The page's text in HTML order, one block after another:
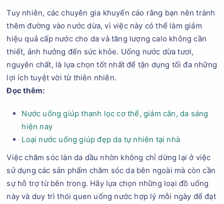
Tuy nhiên, các chuyên gia khuyến cáo rằng bạn nên tránh
thêm đường vào nước dừa, vì việc này có thể làm giảm
hiệu quả cấp nước cho da và tăng lượng calo không cần
thiết, ảnh hưởng đến sức khỏe. Uống nước dừa tươi,
nguyên chất, là lựa chọn tốt nhất để tận dụng tối đa những
lợi ích tuyệt vời từ thiên nhiên.
Đọc thêm:
Nước uống giúp thanh lọc cơ thể, giảm cân, da sáng
hiện nay
Loại nước uống giúp đẹp da tự nhiên tại nhà
Việc chăm sóc làn da dầu nhờn không chỉ dừng lại ở việc
sử dụng các sản phẩm chăm sóc da bên ngoài mà còn cần
sự hỗ trợ từ bên trong. Hãy lựa chọn những loại đồ uống
này và duy trì thói quen uống nước hợp lý mỗi ngày để đạt